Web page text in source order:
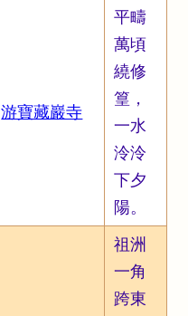
游寶藏巖寺
平疇
萬頃
繞修
篁，
一水
泠泠
下夕
陽。
祖洲
一角
跨東